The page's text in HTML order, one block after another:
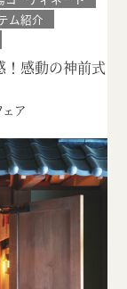
ム紹介
！感動の神前式
ア